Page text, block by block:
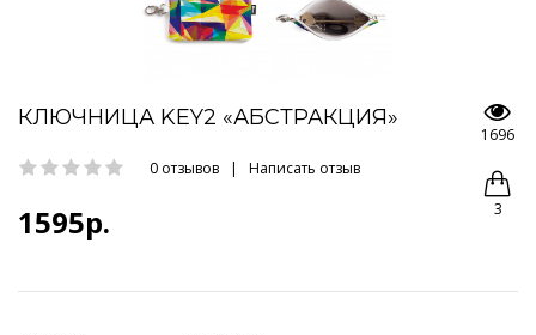
КЛЮЧНИЦА KEY2 «АБСТРАКЦИЯ»
0 отзывов | Написать отзыв
1595р.
1696
3